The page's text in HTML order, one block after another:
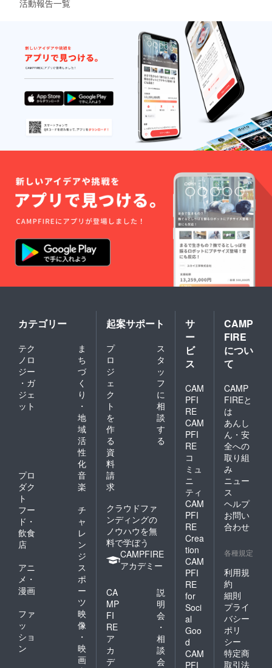
活動報告一覧
カテゴリー
テク
ノロ
ジー
・ガ
ジェ
ット
ま
ち
づ
く
り
・
地
域
活
性
化
プロ
ダク
ト
音
楽
フー
ド・
飲食
店
チ
ャ
レ
ン
ジ
アニ
メ・
漫画
ス
ポ
ー
ツ
ファ
ッ
ショ
ン
映
像
・
映
画
起案サポート
プ
ロ
ジ
ェ
ク
ト
を
作
る
ス
タ
ッ
フ
に
相
談
す
る
資
料
請
求
クラウドファ
ンディングの
ノウハウを無
料で学ぼう
CAMPFIRE
アカデミー
CA
MP
FI
RE
ア
カ
デ
説
明
会
・
相
談
会
サ
ー
ビ
ス
CAM
PFI
RE
CAM
PFI
RE
コ
ミュ
ニ
ティ
CAM
PFI
RE
Crea
tion
CAM
PFI
RE
for
Soci
al
Goo
d
CAM
PFI
CAMP
FIRE
につい
て
CAMP
FIREと
は
あんし
ん・安
全への
取り組
み
ニュー
ス
ヘルプ
お問い
合わせ
各種規定
利用規
約
細則
プライ
バシー
ポリ
シー
特定商
取引法